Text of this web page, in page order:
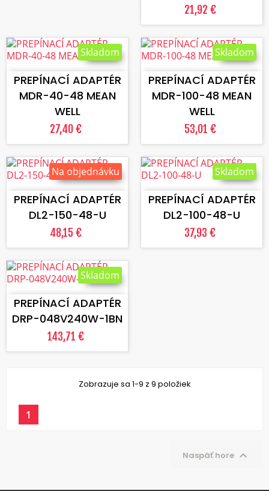
21,92 €
VLOŽIŤ DO KOŠÍKA
PREPÍNACÍ ADAPTÉR
MDR-40-48 MEAN
WELL
27,40 €
Skladom VLOŽIŤ DO KOŠÍKA
PREPÍNACÍ ADAPTÉR
MDR-100-48 MEAN
WELL
53,01 €
Skladom
VLOŽIŤ DO KOŠÍKA
PREPÍNACÍ ADAPTÉR
DL2-150-48-U
48,15 €
Na objednávku VLOŽIŤ DO KOŠÍKA
PREPÍNACÍ ADAPTÉR
DL2-100-48-U
37,93 €
Skladom
VLOŽIŤ DO KOŠÍKA
PREPÍNACÍ ADAPTÉR
DRP-048V240W-1BN
143,71 €
Skladom
Zobrazuje sa 1-9 z 9 položiek
1
Naspäť hore 